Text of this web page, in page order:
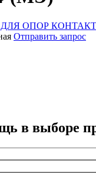
Отправить запрос
в выборе